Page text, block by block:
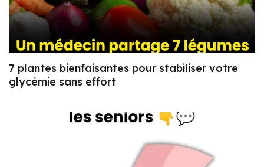
7 plantes bienfaisantes pour stabiliser votre
glycémie sans effort